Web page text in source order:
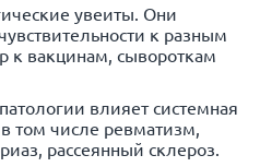
увеиты. Они
к разным
к вакцинам, сывороткам
влияет системная
том числе ревматизм,
рассеянный склероз.